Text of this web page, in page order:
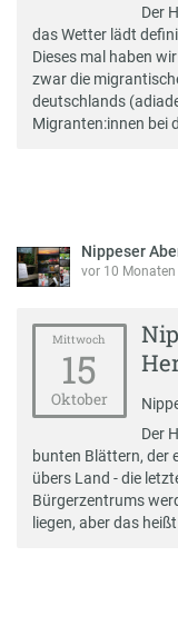
Der
das Wetter lädt
Dieses mal haben
zwar die
deutschlands
Migranten:innen bei
Nippeser
vor 10 Monaten
Mittwoch
15
Oktober
Der
bunten Blättern, der
übers Land - die
Bürgerzentrums
liegen, aber das